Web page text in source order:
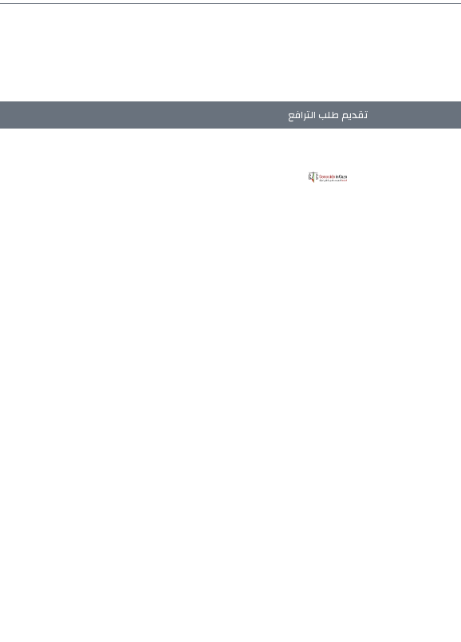
تقديم طلب الترافع